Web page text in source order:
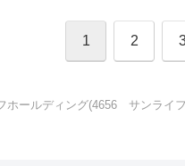
1 2
ホールディング(4656 サンライ